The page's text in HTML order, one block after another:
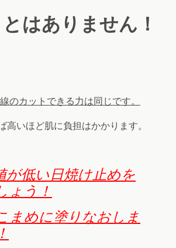
はありません！
のカットできる力は同じです。
高いほど肌に負担はかかります。
が低い日焼け止めを
ょう！
まめに塗りなおしま